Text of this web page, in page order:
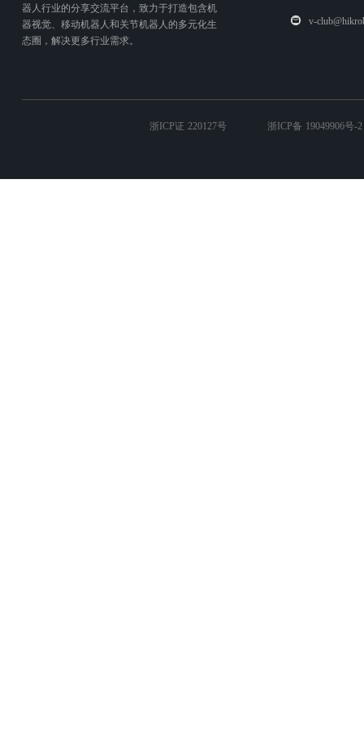
器人行业的分享交流平台，致力于打造包含机
器视觉、移动机器人和关节机器人的多元化生
态圈，解决更多行业需求。
v-
浙ICP证 220127号 浙ICP备 19049906号-2